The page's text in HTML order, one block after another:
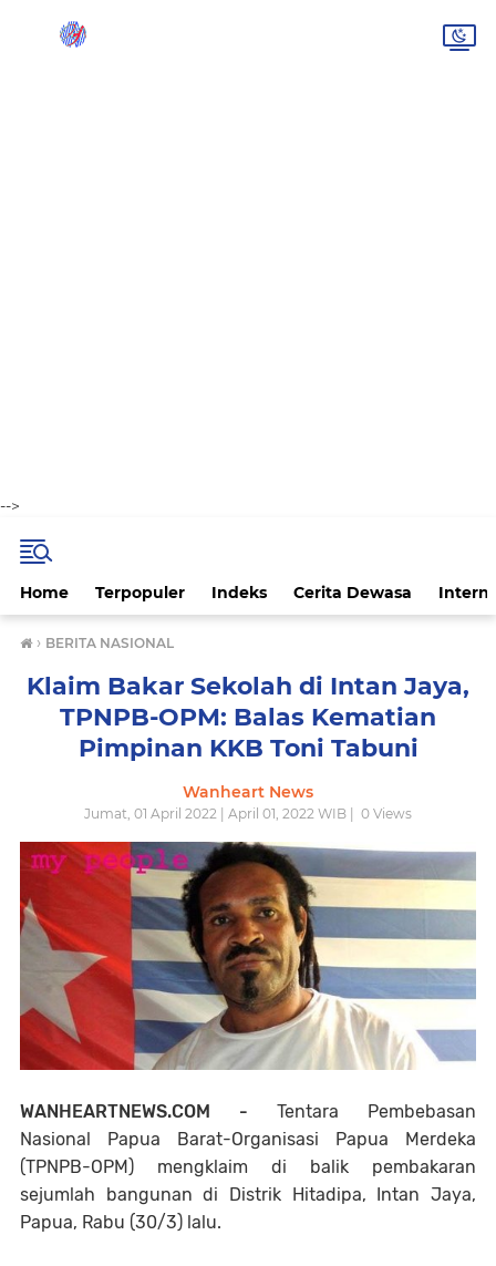
-->
Home Terpopuler Indeks Cerita Dewasa
› BERITA NASIONAL
Klaim Bakar Sekolah di Intan Jaya,
TPNPB-OPM: Balas Kematian
Pimpinan KKB Toni Tabuni
Wanheart News
Jumat, 01 April 2022 | April 01, 2022 WIB | 0 Views
WANHEARTNEWS.COM - Tentara Pembebasan
Nasional Papua Barat-Organisasi Papua Merdeka
(TPNPB-OPM) mengklaim di balik pembakaran
sejumlah bangunan di Distrik Hitadipa, Intan Jaya,
Papua, Rabu (30/3) lalu.